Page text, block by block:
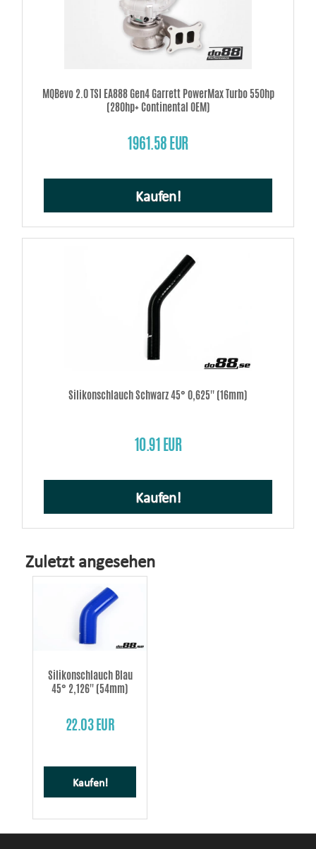
MQBevo 2.0 TSI EA888 Gen4 Garrett PowerMax Turbo 550hp
(280hp+ Continental OEM)
1961.58 EUR
Kaufen!
Silikonschlauch Schwarz 45° 0,625'' (16mm)
10.91 EUR
Kaufen!
Zuletzt angesehen
Silikonschlauch Blau
45° 2,126'' (54mm)
22.03 EUR
Kaufen!